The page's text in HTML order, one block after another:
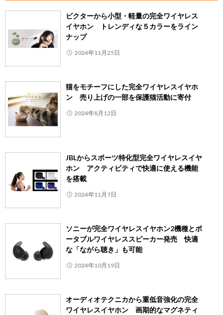
ビクターから小型・軽量の完全ワイヤレス
イヤホン トレンディな５カラーをライン
ナップ
2024年11月25日
猫をモチーフにした完全ワイヤレスイヤホ
ン 売り上げの一部を保護猫活動に寄付
2024年8月12日
JBLからスポーツ特化型完全ワイヤレスイヤ
ホン アクティビティで快適に使える機能
を搭載
2024年11月7日
ソニーが完全ワイヤレスイヤホン2機種とポ
ータブルワイヤレススピーカー発売 快適
な「ながら聴き」も可能
2024年10月19日
オーディオテクニカから重低音強化の完全
ワイヤレスイヤホン 画期的なマグネティ